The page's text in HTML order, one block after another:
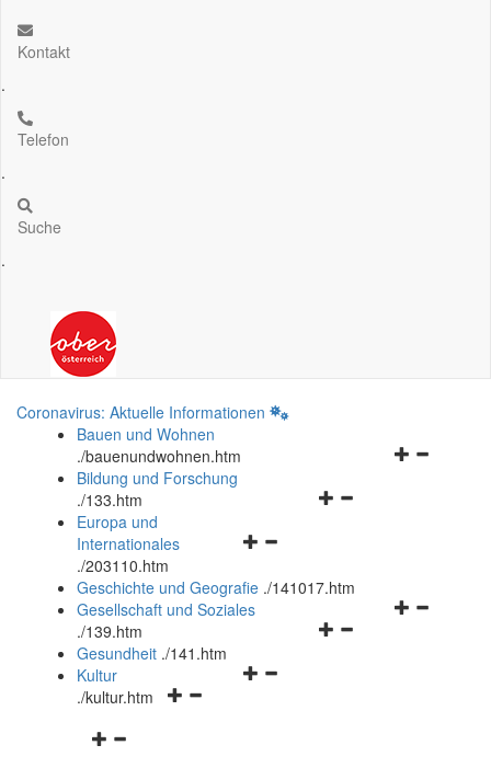
Kontakt
.
Telefon
.
Suche
.
Coronavirus: Aktuelle Informationen
Bauen und Wohnen
./bauenundwohnen.htm
Navigationsmenü
Bildung und Forschung
./133.htm
Navigationsmenü
und
schließen
Europa und
Internationales
./203110.htm
Geschichte und Geografie ./141017.htm
Navigationsmenü
Gesellschaft und Soziales
./139.htm
Navigationsmenü
Gesundheit ./141.htm
Navigationsmenü
Kultur
./kultur.htm
Navigationsmenü